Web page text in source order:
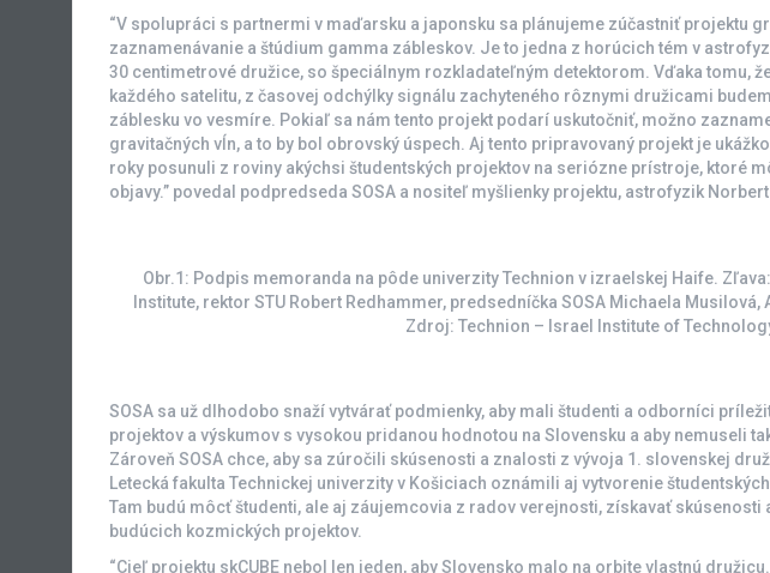
“V spolupráci s partnermi v maďarsku a japonsku sa plánujeme zúčastniť projektu
zaznamenávanie a štúdium gamma zábleskov. Je to jedna z horúcich tém v
30 centimetrové družice, so špeciálnym rozkladateľným detektorom. Vďaka tomu,
každého satelitu, z časovej odchýlky signálu zachyteného rôznymi družicami
záblesku vo vesmíre. Pokiaľ sa nám tento projekt podarí uskutočniť, možno
gravitačných vĺn, a to by bol obrovský úspech. Aj tento pripravovaný projekt je
roky posunuli z roviny akýchsi študentských projektov na seriózne prístroje, ktoré
objavy.” povedal podpredseda SOSA a nositeľ myšlienky projektu, astrofyzik Norbert
Obr.1: Podpis memoranda na pôde univerzity Technion v izraelskej Haife.
Institute, rektor STU Robert Redhammer, predsedníčka SOSA Michaela
Zdroj: Technion – Israel Institute of
SOSA sa už dlhodobo snaží vytvárať podmienky, aby mali študenti a odborníci
projektov a výskumov s vysokou pridanou hodnotou na Slovensku a aby nemuseli
Zároveň SOSA chce, aby sa zúročili skúsenosti a znalosti z vývoja 1. slovenskej
Letecká fakulta Technickej univerzity v Košiciach oznámili aj vytvorenie
Tam budú môcť študenti, ale aj záujemcovia z radov verejnosti, získavať skúsenosti
budúcich kozmických projektov.
“Cieľ projektu skCUBE nebol len jeden, aby Slovensko malo na orbite vlastnú